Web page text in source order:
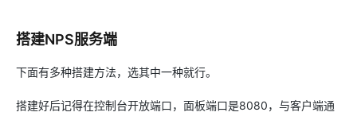
搭建NPS服务端
下面有多种搭建方法，选其中一种就行。
搭建好后记得在控制台开放端口，面板端口是8080，与客户端通